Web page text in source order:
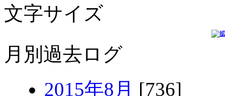
文字サイズ
月別過去ログ
2015年8月 [736]